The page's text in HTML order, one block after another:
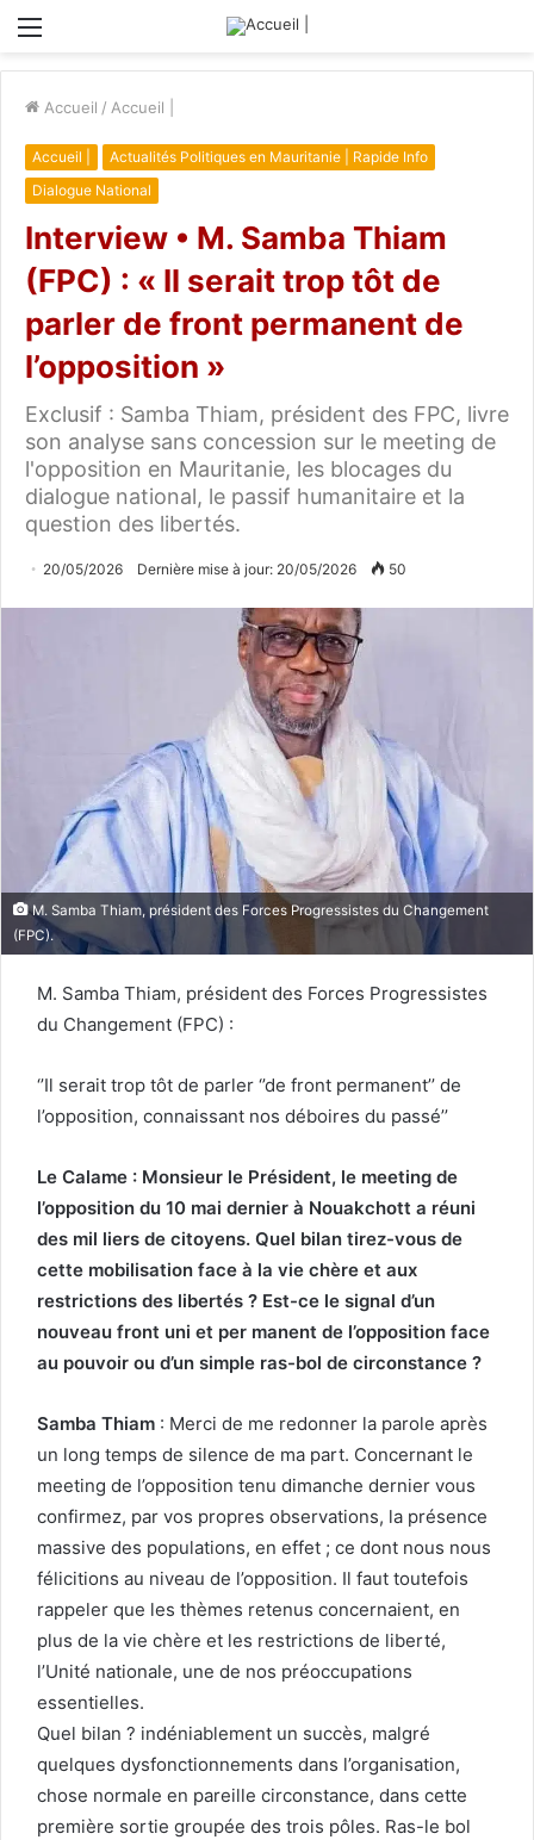
Menu
Accueil / Accueil |
Accueil |
Actualités Politiques en Mauritanie | Rapide Info
Dialogue National
Interview • M. Samba Thiam
(FPC) : « Il serait trop tôt de
parler de front permanent de
l’opposition »
Exclusif : Samba Thiam, président des FPC, livre
son analyse sans concession sur le meeting de
l'opposition en Mauritanie, les blocages du
dialogue national, le passif humanitaire et la
question des libertés.
20/05/2026 Dernière mise à jour: 20/05/2026 50
M. Samba Thiam, président des Forces Progressistes du Changement
(FPC).
M. Samba Thiam, président des Forces Progressistes
du Changement (FPC) :
‘’Il serait trop tôt de parler ‘’de front permanent’’ de
l’opposition, connaissant nos déboires du passé’’
Le Calame : Monsieur le Président, le meeting de
l’opposition du 10 mai dernier à Nouakchott a réuni
des mil liers de citoyens. Quel bilan tirez-vous de
cette mobilisation face à la vie chère et aux
restrictions des libertés ? Est-ce le signal d’un
nouveau front uni et per manent de l’opposition face
au pouvoir ou d’un simple ras-bol de circonstance ?
Samba Thiam : Merci de me redonner la parole après
un long temps de silence de ma part. Concernant le
meeting de l’opposition tenu dimanche dernier vous
confirmez, par vos propres observations, la présence
massive des populations, en effet ; ce dont nous nous
félicitions au niveau de l’opposition. Il faut toutefois
rappeler que les thèmes retenus concernaient, en
plus de la vie chère et les restrictions de liberté,
l’Unité nationale, une de nos préoccupations
essentielles.
Quel bilan ? indéniablement un succès, malgré
quelques dysfonctionnements dans l’organisation,
chose normale en pareille circonstance, dans cette
première sortie groupée des trois pôles. Ras-le bol